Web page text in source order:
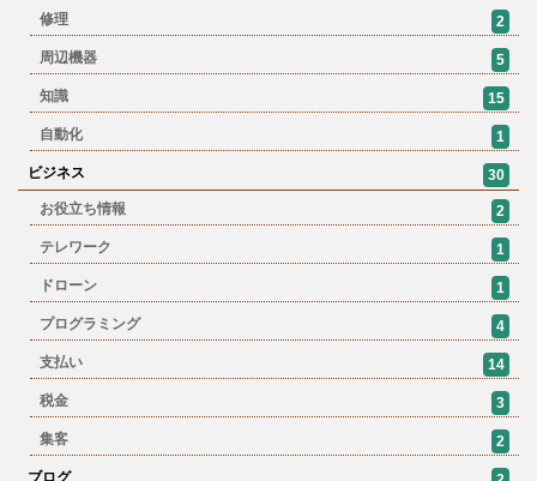
修理 2
周辺機器 5
知識 15
自動化 1
ビジネス
30
お役立ち情報
2
テレワーク 1
ドローン 1
プログラミング 4
支払い 14
税金 3
集客 2
ブログ